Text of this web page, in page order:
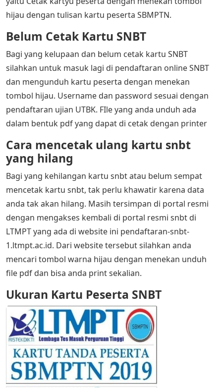
hijau dengan tulisan kartu peserta SBMPTN.
Belum Cetak Kartu SNBT
Bagi yang kelupaan dan belum cetak kartu SNBT
silahkan untuk masuk lagi di pendaftaran online SNBT
dan mengunduh kartu peserta dengan menekan
tombol hijau. Username dan password sesuai dengan
pendaftaran ujian UTBK. FIle yang anda unduh ada
dalam bentuk pdf yang dapat di cetak dengan printer
Cara mencetak ulang kartu snbt
yang hilang
Bagi yang kehilangan kartu snbt atau belum sempat
mencetak kartu snbt, tak perlu khawatir karena data
anda tak akan hilang. Masih tersimpan di portal resmi
dengan mengakses kembali di portal resmi snbt di
LTMPT yang ada di website ini pendaftaran-snbt-
1.ltmpt.ac.id. Dari website tersebut silahkan anda
mencari tombol warna hijau dengan menekan unduh
file pdf dan bisa anda print sekalian.
Ukuran Kartu Peserta SNBT